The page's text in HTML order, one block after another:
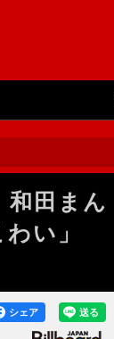
和田まん
い」
送る
シェア